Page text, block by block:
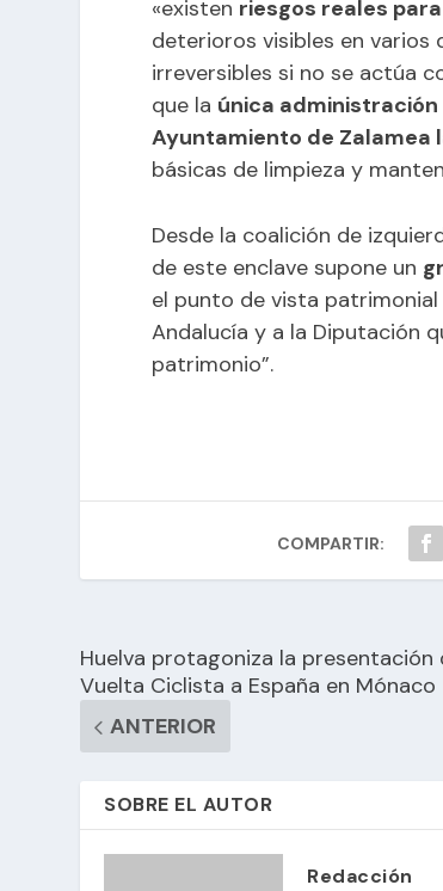
«existen riesgos reales
deterioros visibles en varios
irreversibles si no se actúa
que la única
Ayuntamiento de Zalamea
básicas de limpieza y
Desde la coalición de
de este enclave supone un
el punto de vista
Andalucía y a la Diputación
patrimonio”.
COMPARTIR:
Huelva protagoniza la presentación
Vuelta Ciclista a España en Mónaco
ANTERIOR
SOBRE EL AUTOR
Redacción